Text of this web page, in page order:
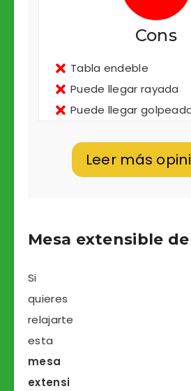
Cons
Tabla endeble
Puede llegar rayada
Puede llegar
Leer más
Mesa extensible
Si
quieres
relajarte
esta
mesa
extensi